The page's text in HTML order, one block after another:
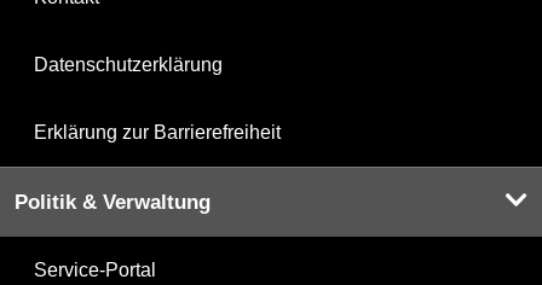
Datenschutzerklärung
Erklärung zur Barrierefreiheit
Politik & Verwaltung
Service-Portal